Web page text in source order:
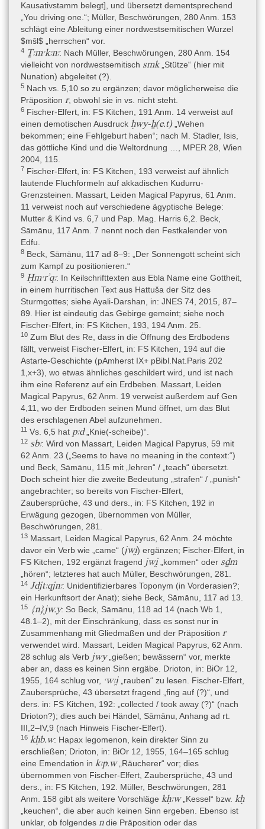
Bearbeitungsgeschichte
Eine Erstbeschreibung erfolgte durch Leemans 1840, eine erste
Faksimile-Ausgabe durch Leemans 1842–1845 (mit den
Fragmenten teilweise in der falschen Reihenfolge), die ersten
Übersetzungsversuche in Chabas 1853–1862, eine
Transliteration / Übersetzung von pLeiden I 345 stammt von
Massy 1887. Wer zuerst die Zusammengehörigkeit von I 343 und
I 345 feststellte, ist unklar, vielleicht war es erst A. Gardiner, der
die hieratischen Papyri von Leiden im Frühling 1905 für das
Wörterbuchprojekt kopierte (vgl. Massart 1954, ix und 2).
Leemans 1840 schreibt (Leemans 1840, 112–113), dass I 345
den Papyri I 343 und I 344 ähnelt und dass die Herkunft zwar
unbekannt ist, eventuell aber mit I 343–344 zusammen gefunden
sein könnte. Chabas erkennt in I 343 und I 345 dieselbe
Schreiberhand und denselben Inhalt, aber nennt es nicht dieselbe
Schriftrolle (Nachdruck Chabas 1902, 142). Die erste vollständige
Edition mit hieroglyphischer Transliteration, Übersetzung,
Kommentar und unter Beigabe von Fotografien legte Massart
1954 vor, wobei die hieroglyphische Transliteration von Gardiner
stammt, der sie 1905 (oder zwischen 1905 und 1907) anfertigte.
Der „Grundriss der Medizin“ (von Deines – Grapow – Westendorf
1958 I + II; Grapow 1958) berücksichtige nur die
Rezeptanweisungen am Ende der Beschwörungen sowie die
wenigen erhaltenen medizinischen Rezepte (Frgm. rt. 26),
ebenso die nachfolgenden Arbeiten zur Medizin (Bardinet 1995,
Westendorf 1999). Anthologien von ägyptischen magischen
Texten (Borghouts 1978; Fischer-Elfert 2005) enthalten in ihren
Übersetzungen nur die besonders gut erhaltenen magischen
Texte. Eine fotomontierte Reproduktion des gesamten erhaltenen
Papyrus hat Enmarch 2005, 4 vorgenommen. Übersetzungen mit
Kommentar, die nur die Samanu-/Achu-Beschwörungen
berücksichtigen, geben Händel 2007 (unveröffentlicht) und Müller
2008. Eine Neubearbeitung mit Transliteration, Transkription,
Übersetzung und Kommentar bietet jetzt Beck 2015, aber
wiederum nur die Samanu-/Achu-Texte. Eine Neuedition des
gesamten Papyrus (Fotografien, hieroglyphische Transliteration,
Transkription, Übersetzung und Kommentar) stammt von S. Beck
(2018).
Editionen
- Beck 2018: S. Beck, Exorcism, Illness and Demons in an Ancient
Near Eastern Context. The Egyptian magical Papyrus Leiden I
343 + 345, PALMA: Papers on Archaeology of the Leiden
Museum of Antiquities 18 (Leiden 2018).
- Leemans 1842–1845: C. Leemans, Monuments égyptiens du
Musée d’Antiquités des Pay-Bas à Leide. Partie 1: Monuments de
la religion et du culte public et privée (Leiden 1842–1845), I: 61,
II: 2, Taf. 98–104, 126–138.
- Massart 1954: A. Massart, The Leiden Magical Papyrus I 343 + I
345, Oudheidkundige Mededelingen uit het Rijksmuseum van
Oudheden te Leiden. Supplement 34 (Leiden 1954).
Literatur zu den Metadaten
- Bardinet 1995: T. Bardinet, Les papyrus médicaux de l’Égypte
pharaonique. Traduction intégrale et commentaire (Paris 1995),
475–477.
- Beck 2015: S. Beck, Sāmānu. Ein vorderasiatischer Dämon in
Ägypten, Ägypten und Altes Testament 83 (Wiesbaden 2015), 98–
161.
- Borghouts 1978: J. F. Borghouts, Ancient Egyptian Magical
Texts. Translated, Nisaba 9 (Leiden 1978), 7–11 (Nr. 10).
- Chabas 1853–1862: F. Chabas, Notices sommaires des Papyrus
hiératiques I. 343–371 du Musée d’Antiquités des Pays–Bas à
Leide; in: C. Leemans (Hrsg.), Papyrus égyptiens hiératiques I.
343–371 du Musée d’Antiquités des Pays–Bas à Leide (Leiden
Kausativstamm belegt], und übersetzt dementsprechend
„You driving one.“; Müller, Beschwörungen, 280 Anm. 153
schlägt eine Ableitung einer nordwestsemitischen Wurzel
$mšl$ „herrschen“ vor.
4 Ṯꜣmꜥkꜣnꜣ: Nach Müller, Beschwörungen, 280 Anm. 154
vielleicht von nordwestsemitisch smk„Stütze“ (hier mit
Nunation) abgeleitet (?).
5 Nach vs. 5,10 so zu ergänzen; davor möglicherweise die
Präposition r, obwohl sie in vs. nicht steht.
6 Fischer-Elfert, in: FS Kitchen, 191 Anm. 14 verweist auf
einen demotischen Ausdruck ḥwy-ẖ(e.t)„Wehen
bekommen; eine Fehlgeburt haben“; nach M. Stadler, Isis,
das göttliche Kind und die Weltordnung …, MPER 28, Wien
2004, 115.
7 Fischer-Elfert, in: FS Kitchen, 193 verweist auf ähnlich
lautende Fluchformeln auf akkadischen Kudurru-
Grenzsteinen. Massart, Leiden Magical Papyrus, 61 Anm.
11 verweist noch auf verschiedene ägyptische Belege:
Mutter & Kind vs. 6,7 und Pap. Mag. Harris 6,2. Beck,
Sāmānu, 117 Anm. 7 nennt noch den Festkalender von
Edfu.
8 Beck, Sāmānu, 117 ad 8–9: „Der Sonnengott scheint sich
zum Kampf zu positionieren.“
9 Ḥmꜥrʾqꜣ: In Keilschrifttexten aus Ebla Name eine Gottheit,
in einem hurritischen Text aus Hattuša der Sitz des
Sturmgottes; siehe Ayali-Darshan, in: JNES 74, 2015, 87–
89. Hier ist eindeutig das Gebirge gemeint; siehe noch
Fischer-Elfert, in: FS Kitchen, 193, 194 Anm. 25.
10 Zum Blut des Re, dass in die Öffnung des Erdbodens
fällt, verweist Fischer-Elfert, in: FS Kitchen, 194 auf die
Astarte-Geschichte (pAmherst IX+ pBibl.Nat.Paris 202
1,x+3), wo etwas ähnliches geschildert wird, und ist nach
ihm eine Referenz auf ein Erdbeben. Massart, Leiden
Magical Papyrus, 62 Anm. 19 verweist außerdem auf Gen
4,11, wo der Erdboden seinen Mund öffnet, um das Blut
des erschlagenen Abel aufzunehmen.
11 Vs. 6,5 hat pꜣd„Knie(-scheibe)“.
12 sbꜣ: Wird von Massart, Leiden Magical Papyrus, 59 mit
62 Anm. 23 („Seems to have no meaning in the context:“)
und Beck, Sāmānu, 115 mit „lehren“ / „teach“ übersetzt.
Doch scheint hier die zweite Bedeutung „strafen“ / „punish“
angebrachter; so bereits von Fischer-Elfert,
Zaubersprüche, 43 und ders., in: FS Kitchen, 192 in
Erwägung gezogen, übernommen von Müller,
Beschwörungen, 281.
13 Massart, Leiden Magical Papyrus, 62 Anm. 24 möchte
davor ein Verb wie „came“ (jwi̯) ergänzen; Fischer-Elfert, in
FS Kitchen, 192 ergänzt fragend jwi̯„kommen“ oder sḏm
„hören“; letzteres hat auch Müller, Beschwörungen, 281.
14 Jdjtꜣqjnꜣ: Unidentifizierbares Toponym (in Vorderasien?;
ein Herkunftsort der Anat); siehe Beck, Sāmānu, 117 ad 13.
15 {n}jw.y: So Beck, Sāmānu, 118 ad 14 (nach Wb 1,
48.1–2), mit der Einschränkung, dass es sonst nur in
Zusammenhang mit Gliedmaßen und der Präposition r
verwendet wird. Massart, Leiden Magical Papyrus, 62 Anm.
28 schlug als Verb jwy„gießen; bewässern“ vor, merkte
aber an, dass es keinen Sinn ergäbe. Drioton, in: BiOr 12,
1955, 164 schlug vor, ꜥwꜣi̯„rauben“ zu lesen. Fischer-Elfert,
Zaubersprüche, 43 übersetzt fragend „fing auf (?)“, und
ders. in: FS Kitchen, 192: „collected / took away (?)“ (nach
Drioton?); dies auch bei Händel, Sāmānu, Anhang ad rt.
III,2–IV,9 (nach Hinweis Fischer-Elfert).
16 kḥb.w: Hapax legomenon, kein direkter Sinn zu
erschließen; Drioton, in: BiOr 12, 1955, 164–165 schlug
eine Emendation in kꜣp.w„Räucherer“ vor; dies
übernommen von Fischer-Elfert, Zaubersprüche, 43 und
ders., in: FS Kitchen, 192. Müller, Beschwörungen, 281
Anm. 158 gibt als weitere Vorschläge kḥꜣw„Kessel“ bzw. kḥ
„keuchen“, die aber auch keinen Sinn ergeben. Ebenso ist
unklar, ob folgendes ndie Präposition oder das